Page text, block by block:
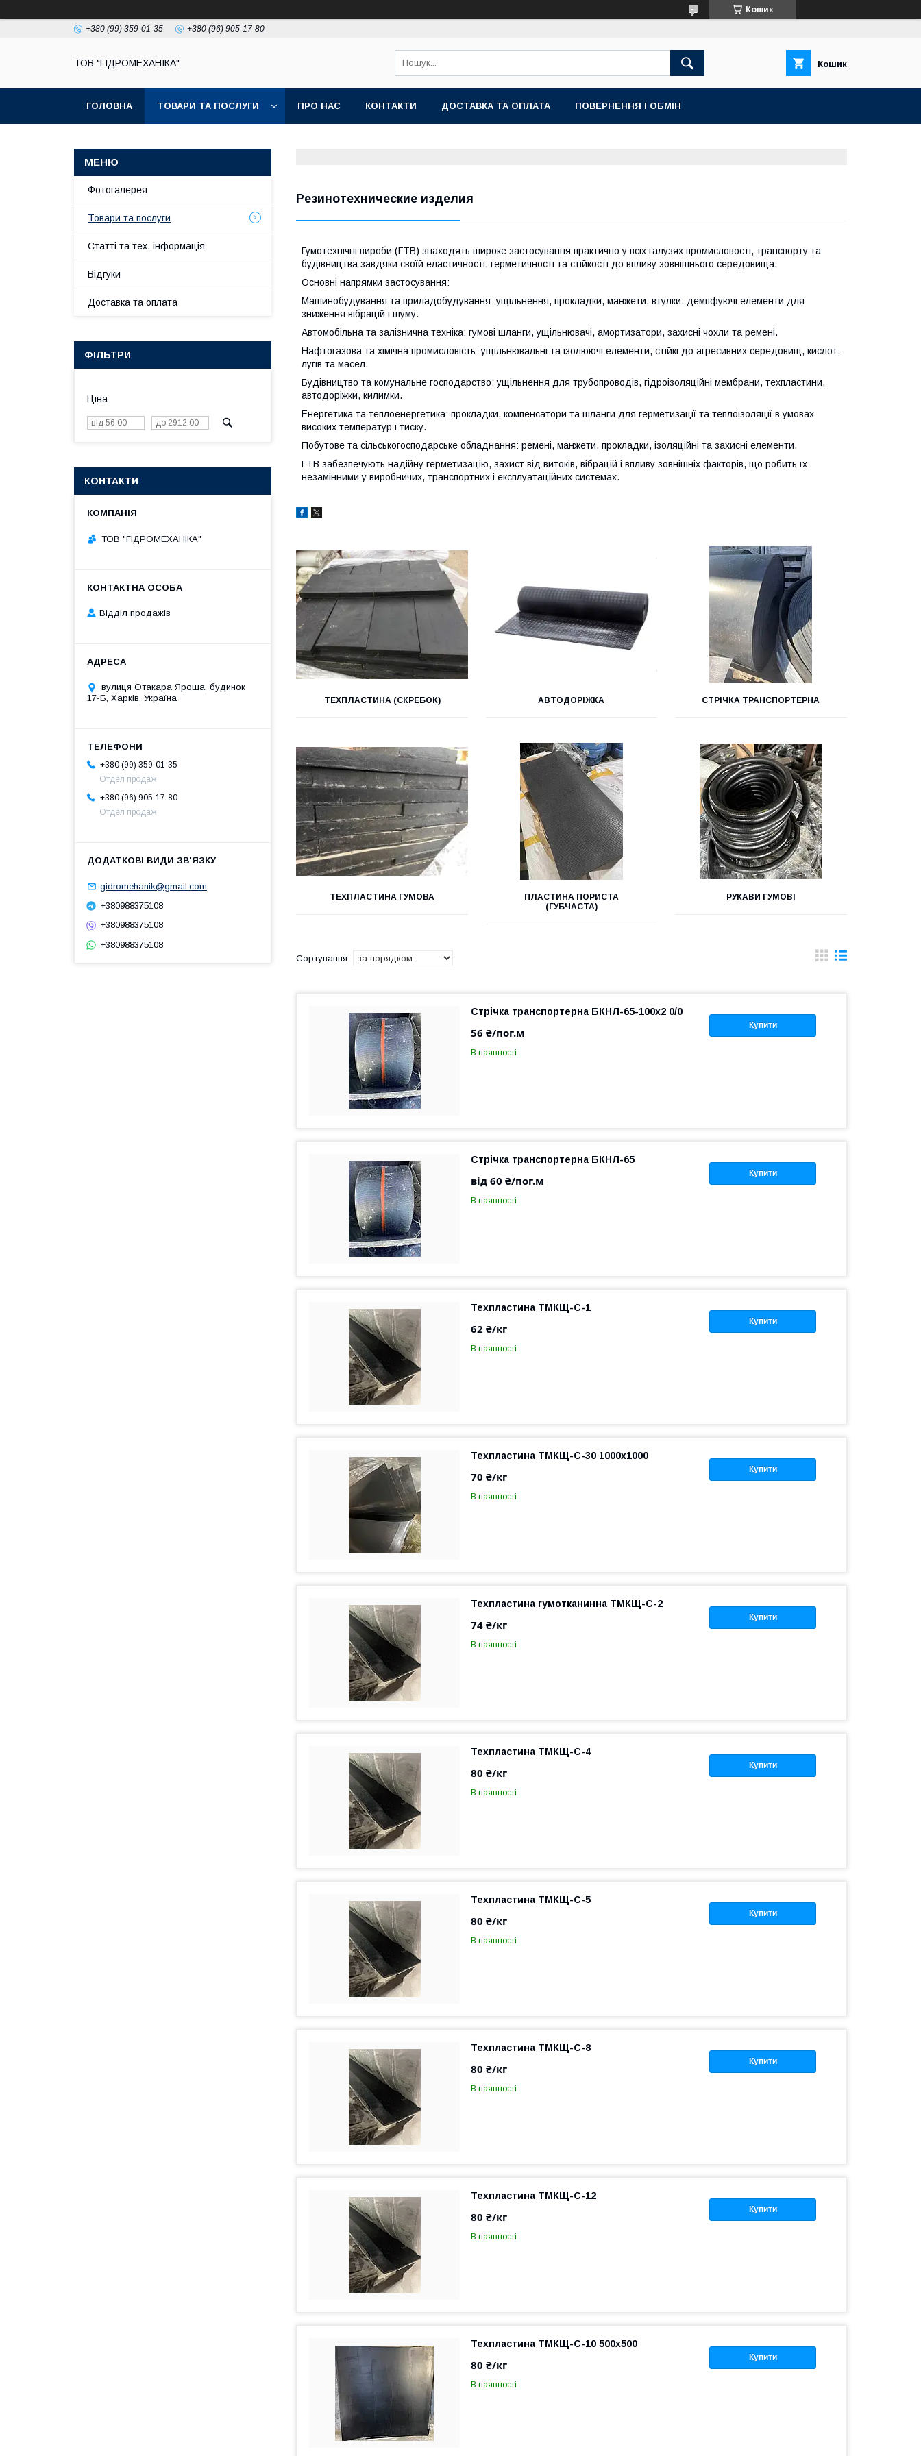
Кошик
+380 (99) 359-01-35 +380 (96) 905-17-80
ТОВ "ГІДРОМЕХАНІКА" Кошик
ГОЛОВНА ТОВАРИ ТА ПОСЛУГИ ПРО НАС КОНТАКТИ ДОСТАВКА ТА ОПЛАТА ПОВЕРНЕННЯ І ОБМІН
Резинотехнические изделия
Гумотехнічні вироби (ГТВ) знаходять широке застосування практично у всіх галузях промисловості, транспорту та
будівництва завдяки своїй еластичності, герметичності та стійкості до впливу зовнішнього середовища.
Основні напрямки застосування:
Машинобудування та приладобудування: ущільнення, прокладки, манжети, втулки, демпфуючі елементи для
зниження вібрацій і шуму.
Автомобільна та залізнична техніка: гумові шланги, ущільнювачі, амортизатори, захисні чохли та ремені.
Нафтогазова та хімічна промисловість: ущільнювальні та ізолюючі елементи, стійкі до агресивних середовищ, кислот,
лугів та масел.
Будівництво та комунальне господарство: ущільнення для трубопроводів, гідроізоляційні мембрани, техпластини,
автодоріжки, килимки.
Енергетика та теплоенергетика: прокладки, компенсатори та шланги для герметизації та теплоізоляції в умовах
високих температур і тиску.
Побутове та сільськогосподарське обладнання: ремені, манжети, прокладки, ізоляційні та захисні елементи.
ГТВ забезпечують надійну герметизацію, захист від витоків, вібрацій і впливу зовнішніх факторів, що робить їх
незамінними у виробничих, транспортних і експлуатаційних системах.
ТЕХПЛАСТИНА (СКРЕБОК) АВТОДОРІЖКА СТРІЧКА ТРАНСПОРТЕРНА
ТЕХПЛАСТИНА ГУМОВА
ПЛАСТИНА ПОРИСТА
(ГУБЧАСТА)
РУКАВИ ГУМОВІ
Купити
Стрічка транспортерна БКНЛ-65-100х2 0/0
56 ₴/пог.м
В наявності
Купити
Стрічка транспортерна БКНЛ-65
від 60 ₴/пог.м
В наявності
Купити
Техпластина ТМКЩ-С-1
62 ₴/кг
В наявності
Купити
Техпластина ТМКЩ-С-30 1000х1000
70 ₴/кг
В наявності
Купити
Техпластина гумотканинна ТМКЩ-С-2
74 ₴/кг
В наявності
Купити
Техпластина ТМКЩ-С-4
80 ₴/кг
В наявності
Купити
Техпластина ТМКЩ-С-5
80 ₴/кг
В наявності
Купити
Техпластина ТМКЩ-С-8
80 ₴/кг
В наявності
Купити
Техпластина ТМКЩ-С-12
80 ₴/кг
В наявності
Купити
Техпластина ТМКЩ-С-10 500х500
80 ₴/кг
В наявності
Фотогалерея
Товари та послуги
Статті та тех. інформація
Відгуки
Доставка та оплата
ФІЛЬТРИ
Ціна
КОНТАКТИ
ТОВ "ГІДРОМЕХАНІКА"
Відділ продажів
вулиця Отакара Яроша, будинок
17-Б, Харків, Україна
+380 (99) 359-01-35
Отдел продаж
+380 (96) 905-17-80
Отдел продаж
gidromehanik@gmail.com
+380988375108
+380988375108
+380988375108